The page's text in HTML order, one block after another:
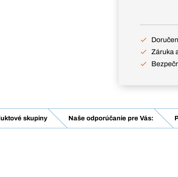
Záruka
skupiny Naše odporúčanie pre Vás: